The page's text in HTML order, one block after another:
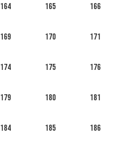
164 165 166
169 170 171
174 175 176
179 180 181
184 185 186